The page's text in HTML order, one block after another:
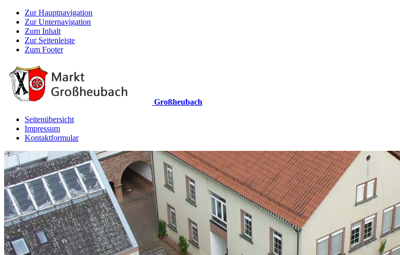
Zur Hauptnavigation
Zur Unternavigation
Zum Inhalt
Zur Seitenleiste
Zum Footer
Großheubach
Seitenübersicht
Impressum
Kontaktformular